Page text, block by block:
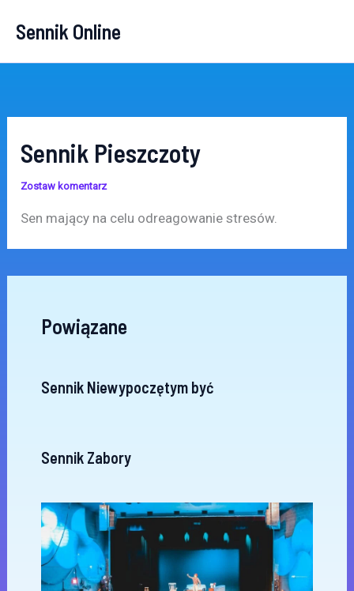
Sennik Online
Sennik Pieszczoty
Zostaw komentarz
Sen mający na celu odreagowanie stresów.
Powiązane
Sennik Niewypoczętym być
Sennik Zabory